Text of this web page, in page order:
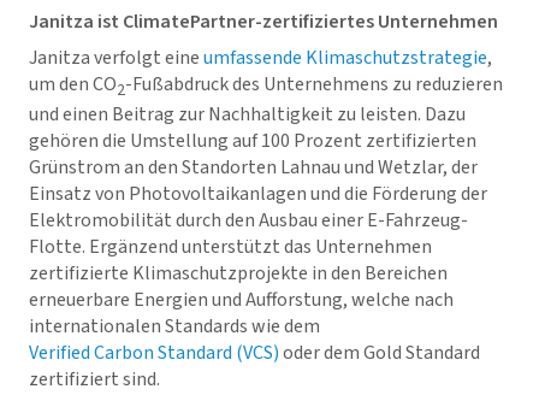
Janitza ist ClimatePartner-zertifiziertes Unternehmen
Janitza verfolgt eineumfassende Klimaschutzstrategie,
um den CO2-Fußabdruck des Unternehmens zu reduzieren
und einen Beitrag zur Nachhaltigkeit zu leisten. Dazu
gehören die Umstellung auf 100 Prozent zertifizierten
Grünstrom an den Standorten Lahnau und Wetzlar, der
Einsatz von Photovoltaikanlagen und die Förderung der
Elektromobilität durch den Ausbau einer E-Fahrzeug-
Flotte. Ergänzend unterstützt das Unternehmen
zertifizierte Klimaschutzprojekte in den Bereichen
erneuerbare Energien und Aufforstung, welche nach
internationalen Standards wie dem
Verified Carbon Standard (VCS)oder dem Gold Standard
zertifiziert sind.